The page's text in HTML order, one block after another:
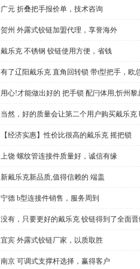
广元 折叠把手报价单，技术咨询
贺州 外露式铰链加盟代理，享誉海外
戴乐克 不锈钢 铰链使用方便，省钱
有了辽阳戴乐克 直角回转锁 带t型把手，欧
用心!才能做出好的 把手锁 配闩体用,忻州黎
当然，好的质量会让第二个用户购买戴乐克
【经济实惠】性价比很高的戴乐克 摇把锁
上饶 螺纹管连接件质量好，诚信有缘
新戴乐克新品质,值得信赖的 端盖
宁德 b型连接件销售，服务周到
没有，只要更好的戴乐克 铰链得到了全面
宜宾 外露式铰链厂家，以质取胜
南京 可调式支撑杆选择，赢得客户